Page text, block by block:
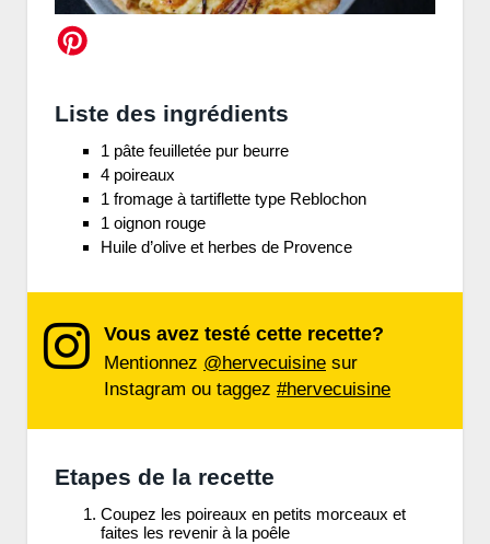
Liste des ingrédients
1 pâte feuilletée pur beurre
4 poireaux
1 fromage à tartiflette type Reblochon
1 oignon rouge
Huile d’olive et herbes de Provence
Vous avez testé cette recette?
Mentionnez @hervecuisine sur
Instagram ou taggez #hervecuisine
Etapes de la recette
Coupez les poireaux en petits morceaux et
faites les revenir à la poêle